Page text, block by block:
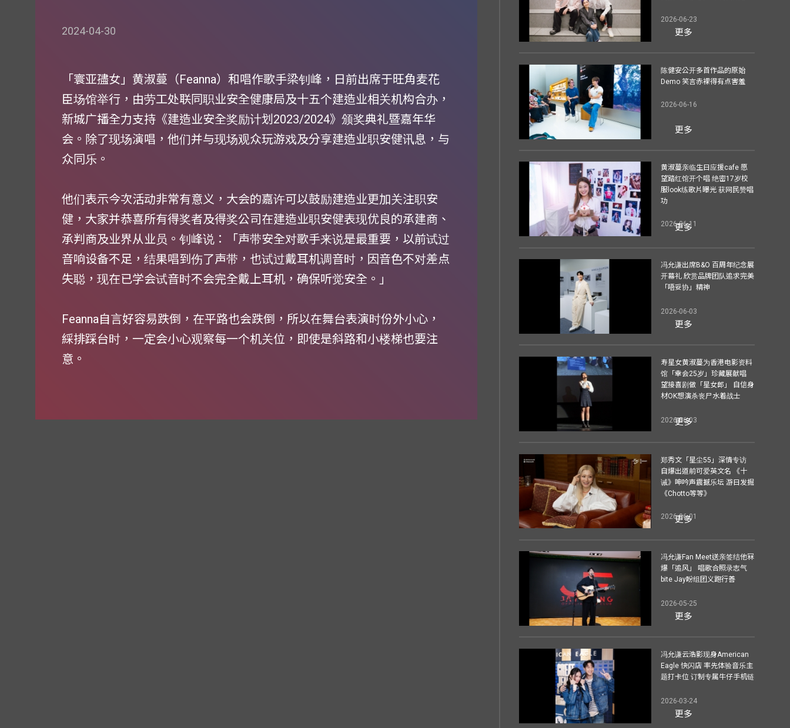
2024-04-30
「寰亚孻女」黄淑蔓（Feanna）和唱作歌手梁钊峰，日前出席于旺角麦花
臣场馆举行，由劳工处联同职业安全健康局及十五个建造业相关机构合办，
新城广播全力支持《建造业安全奖励计划2023/2024》颁奖典礼暨嘉年华
会。除了现场演唱，他们并与现场观众玩游戏及分享建造业职安健讯息，与
众同乐。
他们表示今次活动非常有意义，大会的嘉许可以鼓励建造业更加关注职安
健，大家并恭喜所有得奖者及得奖公司在建造业职安健表现优良的承建商、
承判商及业界从业员。钊峰说：「声带安全对歌手来说是最重要，以前试过
音响设备不足，结果唱到伤了声带，也试过戴耳机调音时，因音色不对差点
失聪，现在已学会试音时不会完全戴上耳机，确保听觉安全。」
Feanna自言好容易跌倒，在平路也会跌倒，所以在舞台表演时份外小心，
綵排踩台时，一定会小心观察每一个机关位，即使是斜路和小楼梯也要注
意。
2026-06-23
更多
陈健安公开多首作品的原始
Demo 笑言赤裸得有点害羞
2026-06-16
更多
黄淑蔓亲临生日应援cafe 愿
望踏红馆开个唱 绝密17岁校
服look练歌片曝光 获网民赞唱
功
2026-06-11
更多
冯允谦出席B&O 百周年纪念展
开幕礼 欣赏品牌团队追求完美
「唔妥协」精神
2026-06-03
更多
寿星女黄淑蔓为香港电影资料
馆「幸会25岁」珍藏展献唱
望接喜剧做「星女郎」 自信身
材OK想演杀丧尸水着战士
2026-06-03
更多
郑秀文「星尘55」深情专访
自爆出道前可爱英文名 《十
诫》呻吟声震撼乐坛 游日发掘
《Chotto等等》
2026-06-01
更多
冯允谦Fan Meet送亲签结他冧
爆「追风」 唱歌合照录志气
bite Jay盼组团义跑行善
2026-05-25
更多
冯允谦云浩影现身American
Eagle 快闪店 率先体验音乐主
题打卡位 订制专属牛仔手机链
2026-03-24
更多